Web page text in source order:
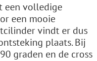
een volledige
een mooie
vindt er dus
plaats. Bij
graden en de cross